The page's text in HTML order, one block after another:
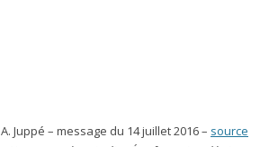
A. Juppé – message du 14 juillet 2016 – source